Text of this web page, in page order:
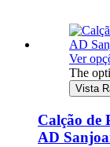
Ver
The
Vista
Calção de
AD